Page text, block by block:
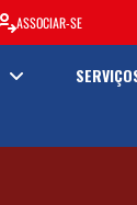
ASSOCIAR-SE